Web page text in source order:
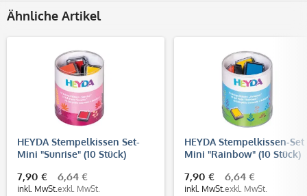
Ähnliche Artikel
HEYDA Stempelkissen Set-
Mini "Sunrise" (10 Stück)
7,90 €
inkl. MwSt.
6,64 €
exkl. MwSt.
HEYDA Stempelkissen-Set
Mini "Rainbow" (10 Stück)
7,90 €
inkl. MwSt.
6,64 €
exkl. MwSt.